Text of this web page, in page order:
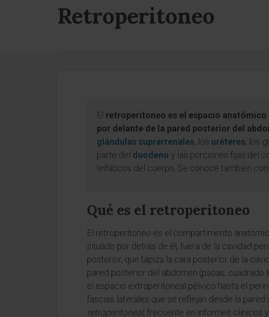
Retroperitoneo
El retroperitoneo es el espacio
por delante de la pared posterior del
glándulas suprarrenales, los uréteres, los
parte del duodeno y las porciones fijas del
linfáticos del cuerpo. Se conoce también
Qué es el retroperitoneo
El retroperitoneo es el compartimento
situado por detrás de él, fuera de la cavidad
posterior, que tapiza la cara posterior de la
pared posterior del abdomen (psoas, cuadrado
el espacio extraperitoneal pélvico hasta el
fascias laterales que se reflejan desde la
retroperitoneal, frecuente en informes clínicos